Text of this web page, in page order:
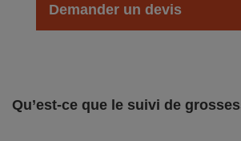
Demander un devis
Qu’est-ce que le suivi de